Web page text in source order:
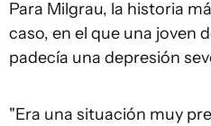
Para Milgrau, la historia
caso, en el que una joven
padecía una depresión
"Era una situación muy